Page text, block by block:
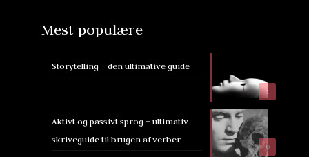
Mest populære
1
Storytelling – den ultimative guide
0
Aktivt og passivt sprog – ultimativ
skriveguide til brugen af verber